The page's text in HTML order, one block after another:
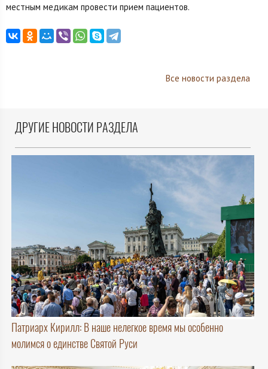
местным медикам провести прием пациентов.
Все новости раздела
ДРУГИЕ НОВОСТИ РАЗДЕЛА
Патриарх Кирилл: В наше нелегкое время мы особенно
молимся о единстве Святой Руси